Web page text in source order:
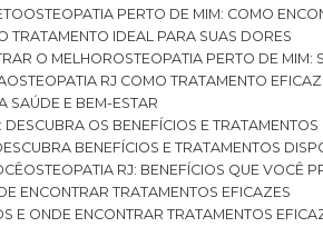
OSTEOPATIA PERTO DE MIM: COMO
TRATAMENTO IDEAL PARA SUAS DORES
O MELHOR
OSTEOPATIA PERTO DE
OSTEOPATIA RJ COMO TRATAMENTO
SAÚDE E BEM-ESTAR
DESCUBRA OS BENEFÍCIOS E
BENEFÍCIOS E TRATAMENTOS
OSTEOPATIA RJ: BENEFÍCIOS QUE VOCÊ
ENCONTRAR TRATAMENTOS EFICAZES
E ONDE ENCONTRAR TRATAMENTOS